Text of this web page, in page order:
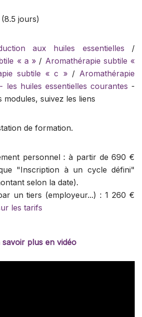
jours)
aux huiles essentielles /
« a » / Aromathérapie subtile «
subtile « c »/ Aromathérapie
les huiles essentielles courantes -
modules, suivez les liens
de formation.
personnel : à partir de 690 €
"Inscription à un cycle défini"
selon la date).
un tiers (employeur...) : 1 260 €
les tarifs
savoir plus en vidéo